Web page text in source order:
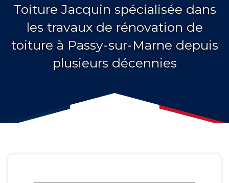
Toiture Jacquin spécialisée dans
les travaux de rénovation de
toiture à Passy-sur-Marne depuis
plusieurs décennies